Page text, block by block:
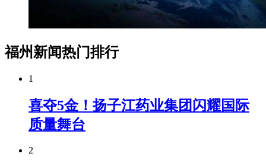
福州新闻热门排行
1
喜夺5金！扬子江药业集团闪耀国际
质量舞台
2